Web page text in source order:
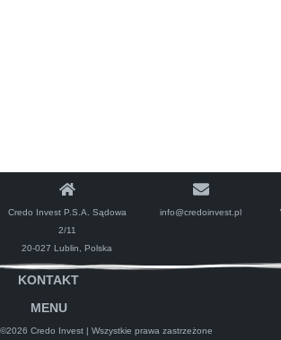
Credo Invest P.S.A. Sądowa
2/11
20-027 Lublin, Polska
info@credoinvest.pl
KONTAKT
MENU
©2026 Credo Invest | Wszystkie prawa zastrzeżone